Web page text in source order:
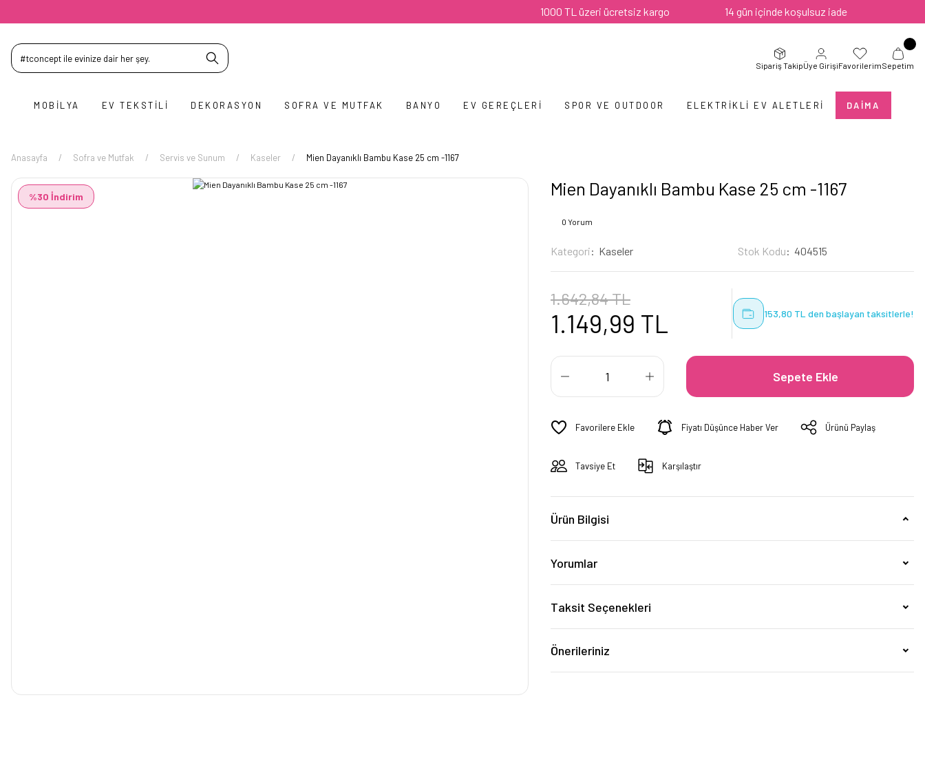
1000 TL üzeri ücretsiz kargo 14 gün içinde koşulsuz iade
Sipariş TakipÜye GirişiFavorilerimSepetim
MOBILYA EV TEKSTILI DEKORASYON SOFRA VE MUTFAK BANYO EV GEREÇLERI SPOR VE OUTDOOR ELEKTRIKLI EV ALETLERI DAIMA
Anasayfa Sofra ve Mutfak Servis ve Sunum Kaseler Mien Dayanıklı Bambu Kase 25 cm -1167
%30 İndirim Mien Dayanıklı Bambu Kase 25 cm -1167
0 Yorum
Kategori Kaseler Stok Kodu 404515
1.642,84 TL
1.149,99 TL 153,80 TL den başlayan taksitlerle!
Sepete Ekle
Fiyatı Düşünce Haber Ver Ürünü Paylaş
Tavsiye Et Karşılaştır
Ürün Bilgisi
Yorumlar
Taksit Seçenekleri
Önerileriniz